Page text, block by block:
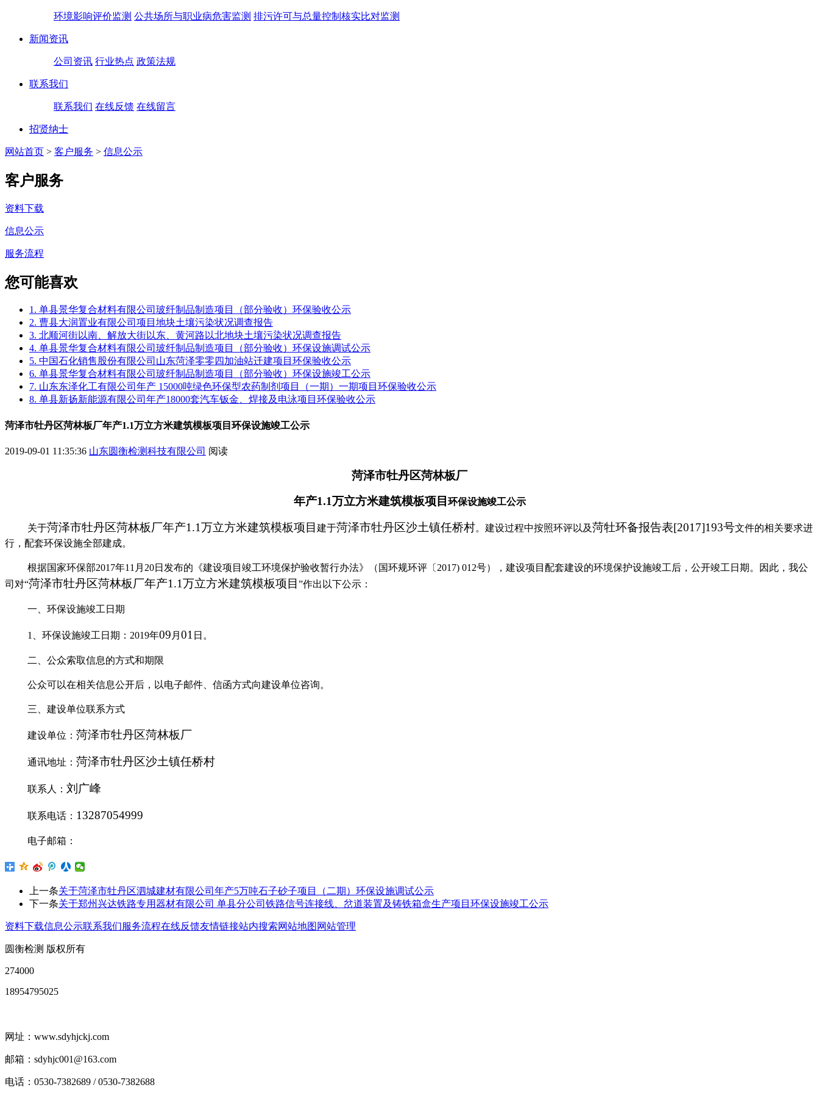
环境影响评价监测 公共场所与职业病危害监测 排污许可与总量控制核实比对监测
新闻资讯
公司资讯 行业热点 政策法规
联系我们
联系我们 在线反馈 在线留言
招贤纳士
网站首页 > 客户服务 > 信息公示
客户服务
资料下载
信息公示
服务流程
您可能喜欢
1. 单县景华复合材料有限公司玻纤制品制造项目（部分验收）环保验收公示
2. 曹县大润置业有限公司项目地块土壤污染状况调查报告
3. 北顺河街以南、解放大街以东、黄河路以北地块土壤污染状况调查报告
4. 单县景华复合材料有限公司玻纤制品制造项目（部分验收）环保设施调试公示
5. 中国石化销售股份有限公司山东菏泽零零四加油站迁建项目环保验收公示
6. 单县景华复合材料有限公司玻纤制品制造项目（部分验收）环保设施竣工公示
7. 山东东泽化工有限公司年产 15000吨绿色环保型农药制剂项目（一期）一期项目环保验收公示
8. 单县新扬新能源有限公司年产18000套汽车钣金、焊接及电泳项目环保验收公示
菏泽市牡丹区菏林板厂年产1.1万立方米建筑模板项目环保设施竣工公示
2019-09-01 11:35:36 山东圆衡检测科技有限公司 阅读
菏泽市牡丹区菏林板厂
年产1.1万立方米建筑模板项目 环保设施竣工公示
关于菏泽市牡丹区菏林板厂年产1.1万立方米建筑模板项目 建于菏泽市牡丹区沙土镇任桥村。建设过程中按照环评以及菏牡环备报告表[2017]193号文件的相关要求进
行，配套环保设施全部建成。
根据国家环保部2017年11 月 20日发布的《建设项目竣工环境保护验收暂行办法》（国环规环评〔 2017) 012号），建设项目配套建设的环境保护设施竣工后，公开竣工日期。因此，我公
司对“菏泽市牡丹区菏林板厂年产1.1万立方米建筑模板项目 ”作出以下公示：
一、环保设施竣工日期
1 、环保设施竣工日期： 2019年09 月 01 日。
二、公众索取信息的方式和期限
公众可以在相关信息公开后，以电子邮件、信函方式向建设单位咨询。
三、建设单位联系方式
建设单位： 菏泽市牡丹区菏林板厂
通讯地址： 菏泽市牡丹区沙土镇任桥村
联系人： 刘广峰
联系电话 ： 13287054999
电子邮箱：
上一条关于菏泽市牡丹区泗城建材有限公司年产5万吨石子砂子项目（二期）环保设施调试公示
下一条关于郑州兴达铁路专用器材有限公司 单县分公司铁路信号连接线、岔道装置及铸铁箱盒生产项目环保设施竣工公示
资料下载信息公示联系我们服务流程在线反馈友情链接站内搜索网站地图 网站管理
圆衡检测 版权所有
274000
18954795025
网址：www.sdyhjckj.com
邮箱：sdyhjc001@163.com
电话：0530-7382689 / 0530-7382688